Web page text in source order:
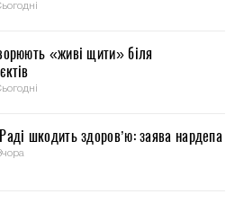
«живі щити» біля
шкодить здоров’ю: заява нардепа